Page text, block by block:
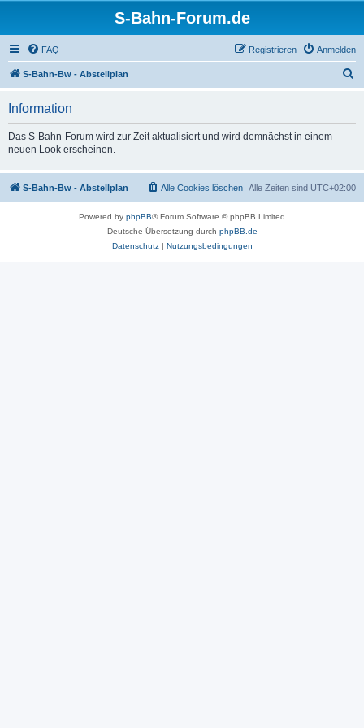
S-Bahn-Forum.de
FAQ Anmelden
Registrieren
S-Bahn-Bw - Abstellplan
Information
Das S-Bahn-Forum wird zur Zeit aktualisiert und wird demnächst in einem
neuen Look erscheinen.
S-Bahn-Bw - Abstellplan Alle Zeiten sind UTC+02:00
Alle Cookies löschen
Powered by phpBB® Forum Software © phpBB Limited
Deutsche Übersetzung durch phpBB.de
Datenschutz| Nutzungsbedingungen